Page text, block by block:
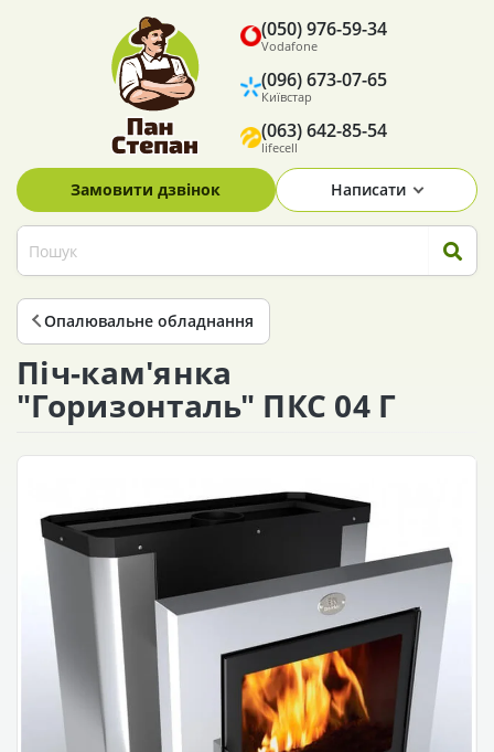
Vodafone
(050) 976-59-34
Київстар
(096) 673-07-65
lifecell
(063) 642-85-54
Замовити дзвінок Написати
Опалювальне обладнання
Піч-кам'янка
"Горизонталь" ПКС 04 Г